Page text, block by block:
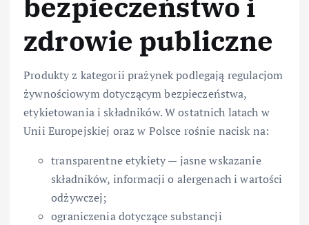
zdrowie publiczne
Produkty z kategorii prażynek podlegają regulacjom
żywnościowym dotyczącym bezpieczeństwa,
etykietowania i składników. W ostatnich latach w
Unii Europejskiej oraz w Polsce rośnie nacisk na:
transparentne etykiety — jasne wskazanie
składników, informacji o alergenach i wartości
odżywczej;
ograniczenia dotyczące substancji